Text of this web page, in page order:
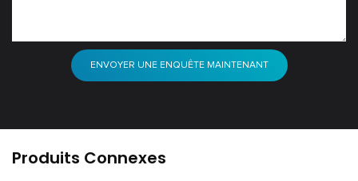
ENVOYER UNE ENQUÊTE MAINTENANT
Produits Connexes